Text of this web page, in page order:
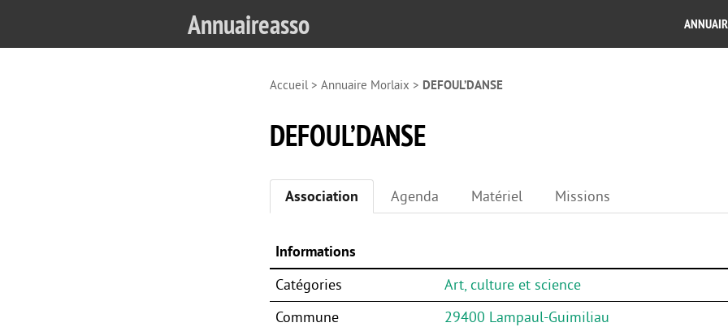
Annuaireasso
Accueil> Annuaire Morlaix > DEFOUL’DANSE
DEFOUL’DANSE
Association Agenda Matériel Missions
Informations
Catégories
Art, culture et science
Commune
29400 Lampaul-Guimiliau